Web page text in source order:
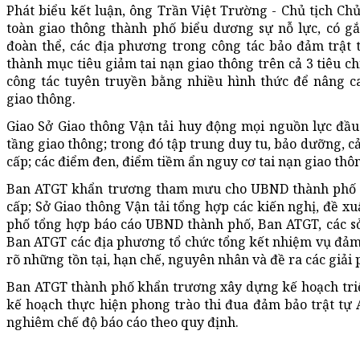
Phát biểu kết luận, ông Trần Việt Trường - Chủ tịch
toàn giao thông thành phố biểu dương sự nỗ lực, có
đoàn thể, các địa phương trong công tác bảo đảm trật
thành mục tiêu giảm tai nạn giao thông trên cả 3 tiêu
công tác tuyên truyền bằng nhiều hình thức để nâng
giao thông.
Giao Sở Giao thông Vận tải huy động mọi nguồn lực
tầng giao thông; trong đó tập trung duy tu, bảo dưỡng,
cấp; các điểm đen, điểm tiềm ẩn nguy cơ tai nạn giao
Ban ATGT khẩn trương tham mưu cho UBND thành
cấp; Sở Giao thông Vận tải tổng hợp các kiến nghị, đề
phố tổng hợp báo cáo UBND thành phố, Ban ATGT, các
Ban ATGT các địa phương tổ chức tổng kết nhiệm vụ
rõ những tồn tại, hạn chế, nguyên nhân và đề ra các giải
Ban ATGT thành phố khẩn trương xây dựng kế hoạch
kế hoạch thực hiện phong trào thi đua đảm bảo trật tự
nghiêm chế độ báo cáo theo quy định.